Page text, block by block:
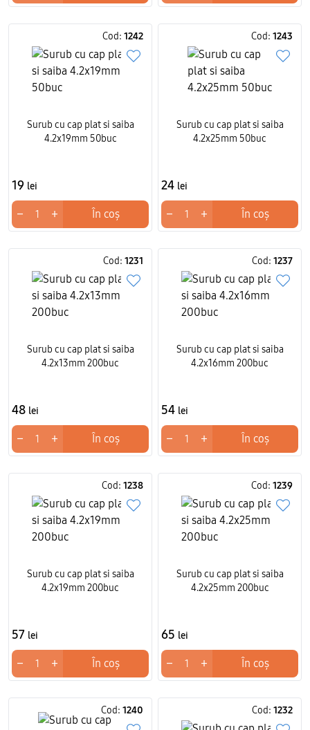
Cod: 1242
Surub cu cap plat si saiba
4.2x19mm 50buc
19 lei
− + În coș
Cod: 1243
Surub cu cap plat si saiba
4.2x25mm 50buc
24 lei
− + În coș
Cod: 1231
Surub cu cap plat si saiba
4.2x13mm 200buc
48 lei
− + În coș
Cod: 1237
Surub cu cap plat si saiba
4.2x16mm 200buc
54 lei
− + În coș
Cod: 1238
Surub cu cap plat si saiba
4.2x19mm 200buc
57 lei
− + În coș
Cod: 1239
Surub cu cap plat si saiba
4.2x25mm 200buc
65 lei
− + În coș
Cod: 1240 Cod: 1232